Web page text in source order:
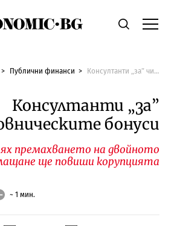
Economic.bgТърсене
Публични финанси Консултанти „за” чиновническите бонуси
Консултанти „за”
бонуси
премахването на двойното
ще повиши корупцията
~ 1 мин.